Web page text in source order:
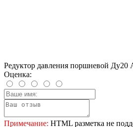
Редуктор давления поршневой Ду20
Оценка:
Примечание: HTML разметка не